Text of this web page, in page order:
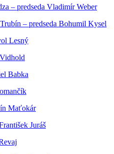
– predseda Vladimír Weber
– predseda Bohumil Kysel
Lesný
Babka
Maťokár
Juráš